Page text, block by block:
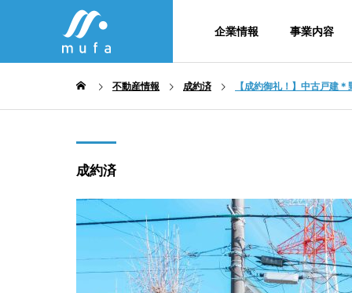
企業情報 事業内容
Company
企業情報
メンバー
Service
事業内容
column
不動産コラム
生竹・
不動産情報 成約済 【成約御礼！】中古戸建
成約済